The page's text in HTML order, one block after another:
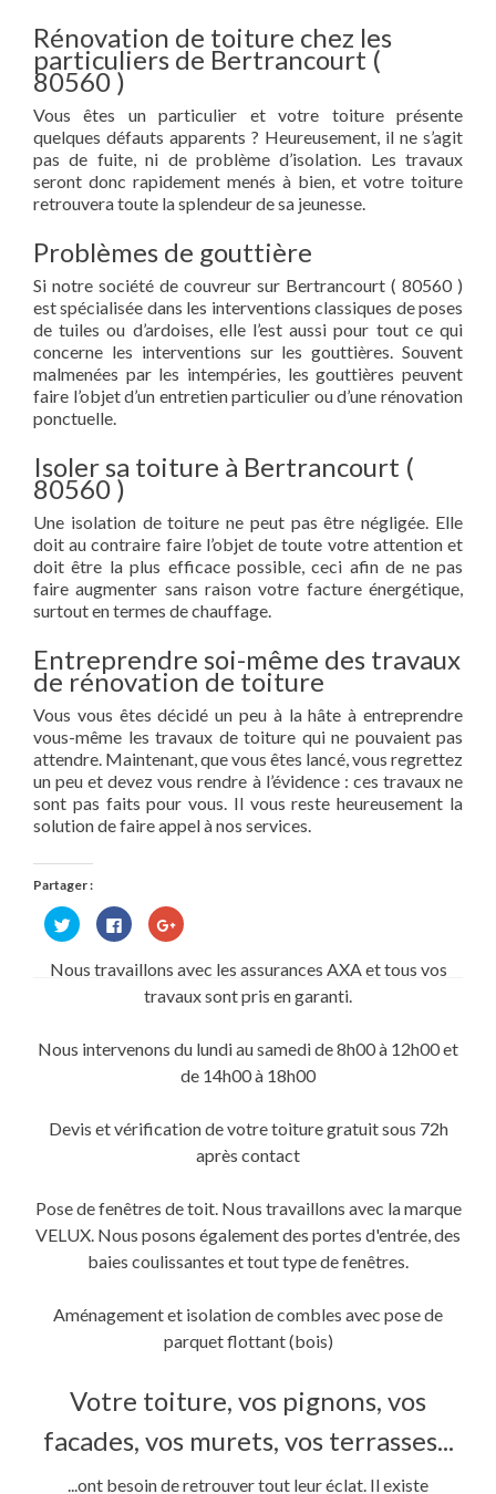
Rénovation de toiture chez les
particuliers de Bertrancourt (
80560 )
Vous êtes un particulier et votre toiture présente
quelques défauts apparents ? Heureusement, il ne s’agit
pas de fuite, ni de problème d’isolation. Les travaux
seront donc rapidement menés à bien, et votre toiture
retrouvera toute la splendeur de sa jeunesse.
Problèmes de gouttière
Si notre société de couvreur sur Bertrancourt ( 80560 )
est spécialisée dans les interventions classiques de poses
de tuiles ou d’ardoises, elle l’est aussi pour tout ce qui
concerne les interventions sur les gouttières. Souvent
malmenées par les intempéries, les gouttières peuvent
faire l’objet d’un entretien particulier ou d’une rénovation
ponctuelle.
Isoler sa toiture à Bertrancourt (
80560 )
Une isolation de toiture ne peut pas être négligée. Elle
doit au contraire faire l’objet de toute votre attention et
doit être la plus efficace possible, ceci afin de ne pas
faire augmenter sans raison votre facture énergétique,
surtout en termes de chauffage.
Entreprendre soi-même des travaux
de rénovation de toiture
Vous vous êtes décidé un peu à la hâte à entreprendre
vous-même les travaux de toiture qui ne pouvaient pas
attendre. Maintenant, que vous êtes lancé, vous regrettez
un peu et devez vous rendre à l’évidence : ces travaux ne
sont pas faits pour vous. Il vous reste heureusement la
solution de faire appel à nos services.
Partager :
Cliquez
pour
partager
Twitter(ouvre
Cliquez
pour
partager
sur
Facebook(ouvre
dans
une
Cliquez
pour
Google+
dans
fenêtre)
Nous travaillons avec les assurances AXA et tous vos
travaux sont pris en garanti.
Nous intervenons du lundi au samedi de 8h00 à 12h00 et
de 14h00 à 18h00
Devis et vérification de votre toiture gratuit sous 72h
après contact
Pose de fenêtres de toit. Nous travaillons avec la marque
VELUX. Nous posons également des portes d'entrée, des
baies coulissantes et tout type de fenêtres.
Aménagement et isolation de combles avec pose de
parquet flottant (bois)
Votre toiture, vos pignons, vos
facades, vos murets, vos terrasses...
...ont besoin de retrouver tout leur éclat. Il existe